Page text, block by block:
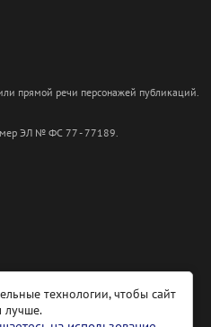
прямой речи персонажей публикаций.
ЭЛ № ФС 77 - 77189.
технологии, чтобы сайт
лучше.